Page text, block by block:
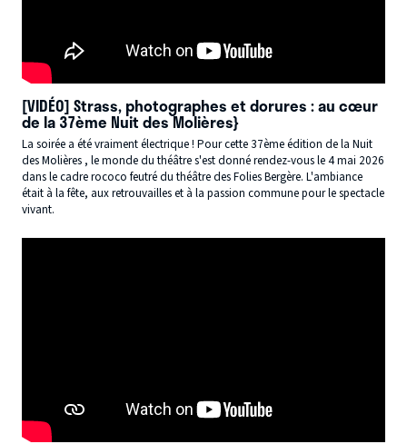
[VIDÉO] Strass, photographes et dorures : au cœur
de la 37ème Nuit des Molières}
La soirée a été vraiment électrique ! Pour cette 37ème édition de la Nuit
des Molières , le monde du théâtre s'est donné rendez-vous le 4 mai 2026
dans le cadre rococo feutré du théâtre des Folies Bergère. L'ambiance
était à la fête, aux retrouvailles et à la passion commune pour le spectacle
vivant.